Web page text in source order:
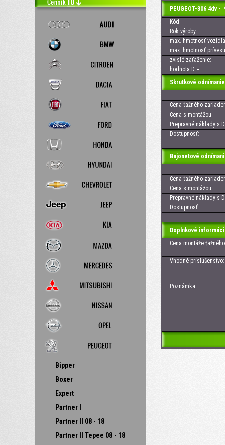
Bipper
Boxer
Expert
Partner I
Partner II 08 - 18
Partner II Tepee 08 - 18
PEUGEOT-306 4dv -
Kód:
Rok výroby:
max. hmotnosť
max. hmotnosť
zvislé zaťaženie:
hodnota D =
Skrutkové
Cena ťažného
Cena s montážou
Prepravné náklady s
Dostupnosť:
Bajonetové
Cena ťažného
Cena s montážou
Prepravné náklady s
Dostupnosť:
Doplnkové
Cena montáže
Vhodné príslušenstvo:
Poznámka: